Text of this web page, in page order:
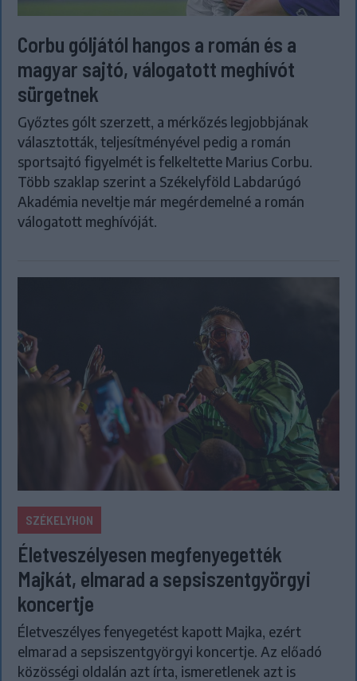
Corbu góljától hangos a román és a
magyar sajtó, válogatott meghívót
sürgetnek
Győztes gólt szerzett, a mérkőzés legjobbjának
választották, teljesítményével pedig a román
sportsajtó figyelmét is felkeltette Marius Corbu.
Több szaklap szerint a Székelyföld Labdarúgó
Akadémia neveltje már megérdemelné a román
válogatott meghívóját.
SZÉKELYHON
Életveszélyesen megfenyegették
Majkát, elmarad a sepsiszentgyörgyi
koncertje
Életveszélyes fenyegetést kapott Majka, ezért
elmarad a sepsiszentgyörgyi koncertje. Az előadó
közösségi oldalán azt írta, ismeretlenek azt is